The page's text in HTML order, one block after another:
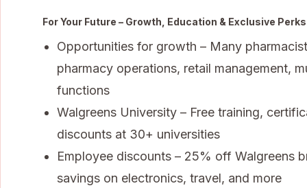
For Your Future – Growth, Education & Exclusive Perks
Opportunities for growth – Many
pharmacy operations, retail management,
functions
Walgreens University – Free training,
discounts at 30+ universities
Employee discounts – 25% off Walgreens
savings on electronics, travel, and more